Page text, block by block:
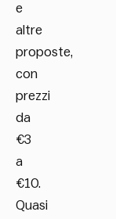
e
altre
proposte,
con
prezzi
da
€3
a
€10.
Quasi